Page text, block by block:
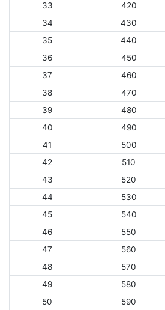
33
420
34
430
35
440
36
450
37
460
38
470
39
480
40
490
41
500
42
510
43
520
44
530
45
540
46
550
47
560
48
570
49
580
50
590